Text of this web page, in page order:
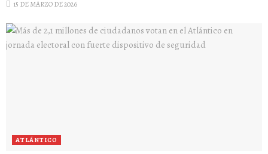
15 DE MARZO DE 2026
ATLÁNTICO